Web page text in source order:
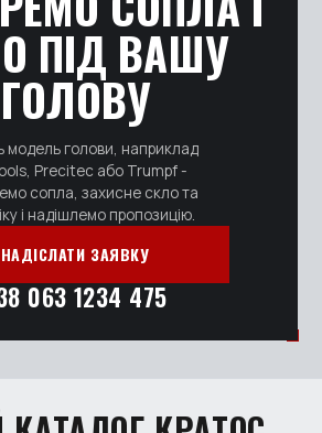
ПІД ВАШУ
ГОЛОВУ
модель голови, наприклад
Precitec або Trumpf -
сопла, захисне скло та
і надішлемо пропозицію.
НАДІСЛАТИ ЗАЯВКУ
063 1234 475